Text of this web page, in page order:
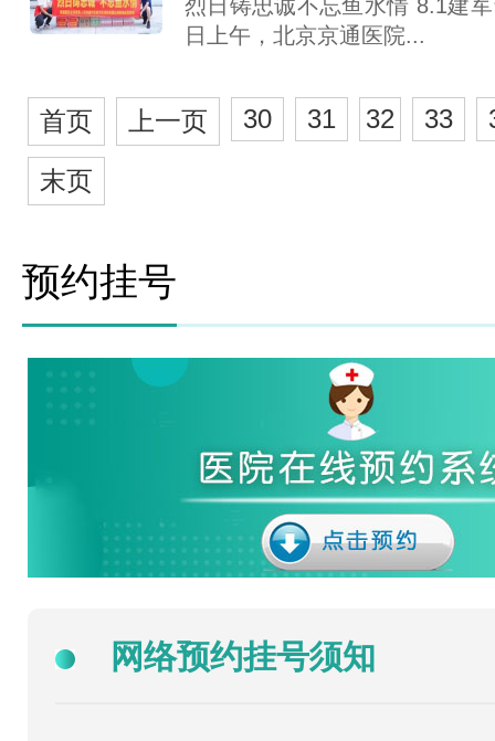
烈日铸忠诚不忘鱼水情 8.1建
日上午，北京京通医院...
首页 上一页 30 31 32 33
末页
预约挂号
网络预约挂号须知